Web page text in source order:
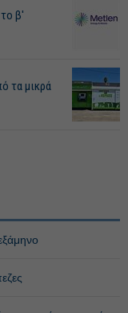
β'
τα μικρά